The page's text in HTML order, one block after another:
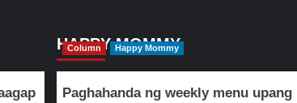
HAPPY MOMMY
Column Happy Mommy
Paghahanda ng weekly menu upang